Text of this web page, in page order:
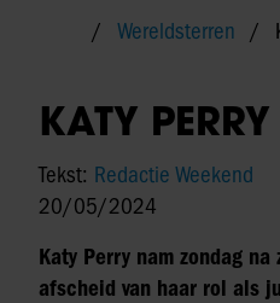
Wereldsterren
KATY
Tekst: Redactie Weekend
20/05/2024
Katy Perry nam zondag na
afscheid van haar rol als